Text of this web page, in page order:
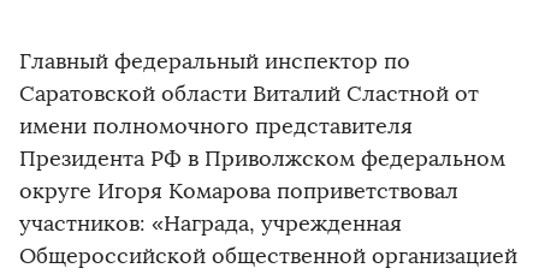
Главный федеральный инспектор по
Саратовской области Виталий Сластной от
имени полномочного представителя
Президента РФ в Приволжском федеральном
округе Игоря Комарова поприветствовал
участников: «Награда, учрежденная
Общероссийской общественной организацией